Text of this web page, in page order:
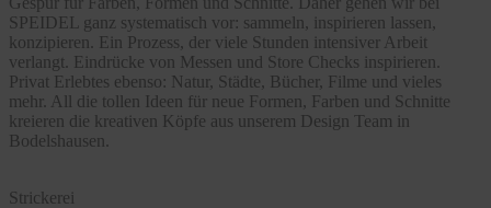
SPEIDEL ganz systematisch vor: sammeln, inspirieren lassen,
konzipieren. Ein Prozess, der viele Stunden intensiver Arbeit
verlangt. Eindrücke von Messen und Store Checks inspirieren.
Privat Erlebtes ebenso: Natur, Städte, Bücher, Filme und vieles
mehr. All die tollen Ideen für neue Formen, Farben und Schnitte
kreieren die kreativen Köpfe aus unserem Design Team in
Bodelshausen.
Strickerei